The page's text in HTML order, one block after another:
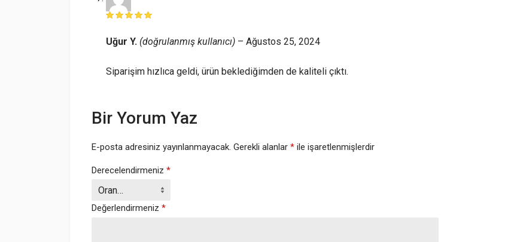
Uğur Y. (doğrulanmış kullanıcı) – Ağustos 25, 2024
Siparişim hızlıca geldi, ürün beklediğimden de kaliteli çıktı.
Bir Yorum Yaz
E-posta adresiniz yayınlanmayacak. Gerekli alanlar * ile işaretlenmişlerdir
Derecelendirmeniz *
Değerlendirmeniz *